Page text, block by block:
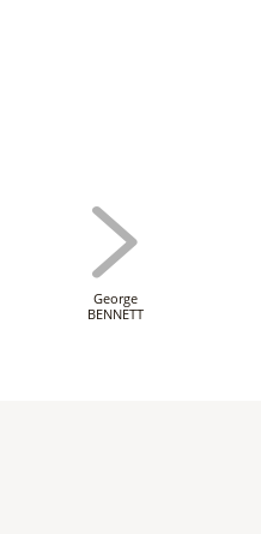
George
BENNETT